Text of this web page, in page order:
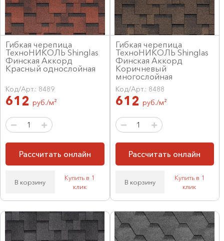
Гибкая черепица
ТехноНИКОЛЬ Shinglas
Финская Аккорд
Красный однослойная
Код/Арт.: 8489
612 руб./м²
Рассчитать онлайн
В корзину
Купить в 1
клик
Гибкая черепица
ТехноНИКОЛЬ Shinglas
Финская Аккорд
Коричневый
многослойная
Код/Арт.: 8488
612 руб./м²
Рассчитать онлайн
В корзину
Купить в 1
клик